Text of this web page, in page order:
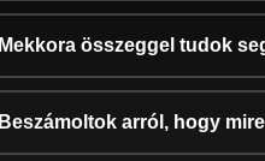
Mekkora összeggel tudok
Beszámoltok arról, hogy